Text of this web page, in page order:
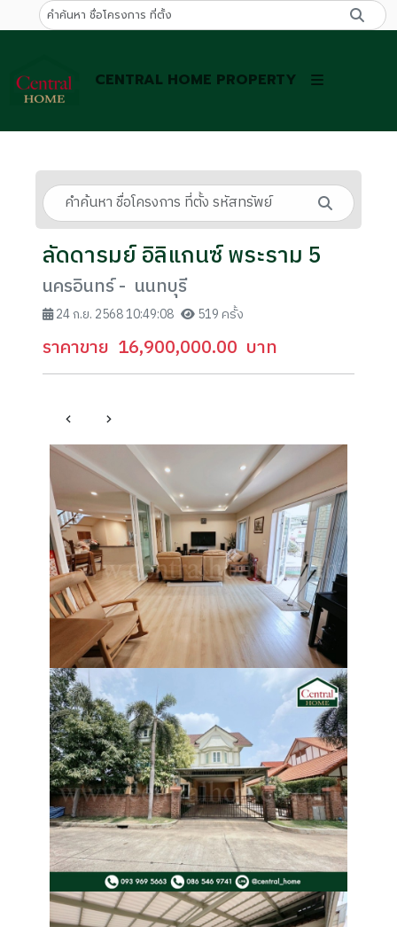
CENTRAL HOME PROPERTY
ลัดดารมย์ อิลิแกนซ์ พระราม 5
นครอินทร์ - นนทบุรี
24 ก.ย. 2568 10:49:08 519 ครั้ง
ราคาขาย 16,900,000.00 บาท